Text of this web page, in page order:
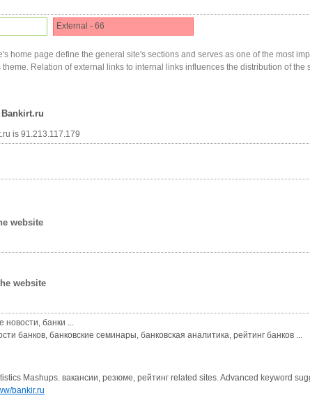
External - 66
home page define the general site's sections and serves as one of the most
Relation of external links to internal links influences the distribution of
is 91.213.117.179
website
website
новости, банки ...
банков, банковские семинары, банковская аналитика, рейтинг банков ...
Mashups. вакансии, резюме, рейтинг related sites. Advanced keyword
bankir.ru